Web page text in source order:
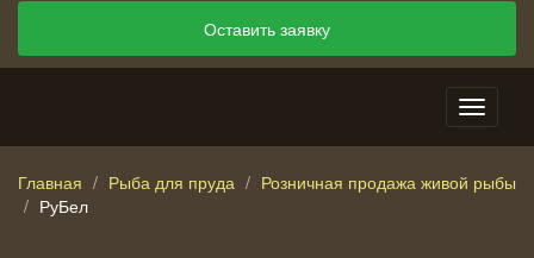
Оставить заявку
Главная Рыба для пруда
Розничная продажа живой рыбы
РуБел